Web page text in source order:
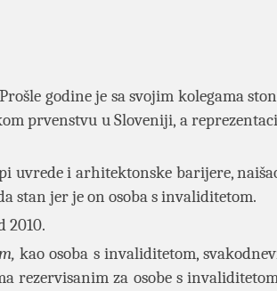
godine je sa svojim kolegama
prvenstvu u Sloveniji, a
uvrede i arhitektonske barijere,
stan jer je on osoba s invaliditetom.
2010.
kao osoba s invaliditetom,
rezervisanim za osobe s